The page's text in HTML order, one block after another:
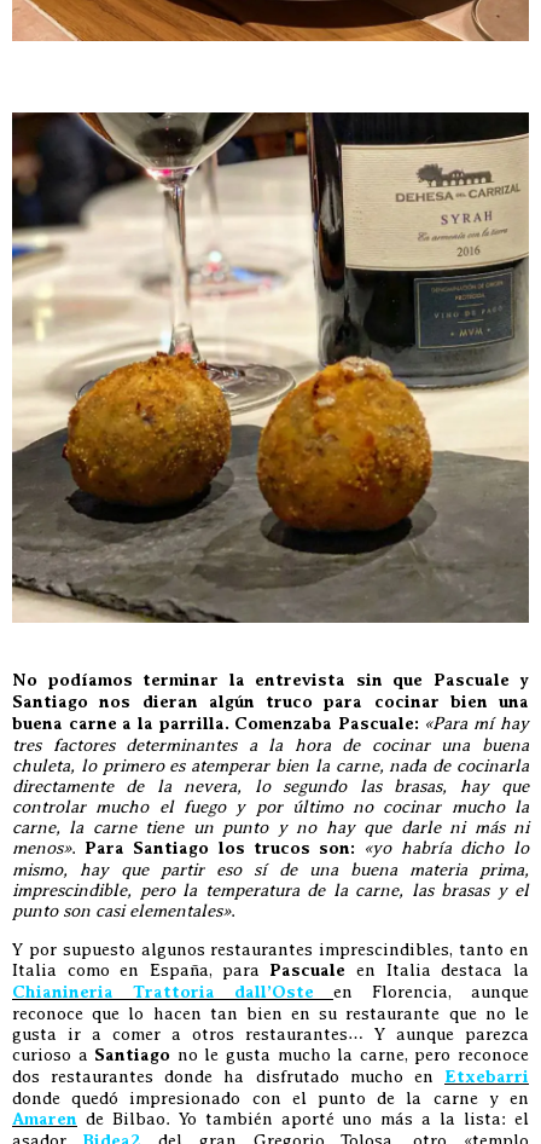
No podíamos terminar la entrevista sin que Pascuale y
Santiago nos dieran algún truco para cocinar bien una
buena carne a la parrilla. Comenzaba Pascuale: «Para mí hay
tres factores determinantes a la hora de cocinar una buena
chuleta, lo primero es atemperar bien la carne, nada de cocinarla
directamente de la nevera, lo segundo las brasas, hay que
controlar mucho el fuego y por último no cocinar mucho la
carne, la carne tiene un punto y no hay que darle ni más ni
menos». Para Santiago los trucos son:
«yo habría dicho lo
mismo, hay que partir eso sí de una buena materia prima,
imprescindible, pero la temperatura de la carne, las brasas y el
punto son casi elementales».
Y por supuesto algunos restaurantes imprescindibles, tanto en
Italia como en España, para Pascuale en Italia destaca la
Chianineria Trattoria dall’Oste en Florencia, aunque
reconoce que lo hacen tan bien en su restaurante que no le
gusta ir a comer a otros restaurantes… Y aunque parezca
curioso a Santiago no le gusta mucho la carne, pero reconoce
dos restaurantes donde ha disfrutado mucho en Etxebarri
donde quedó impresionado con el punto de la carne y en
Amaren de Bilbao. Yo también aporté uno más a la lista: el